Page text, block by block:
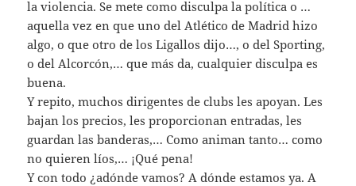
la violencia. Se mete como disculpa la política o …
aquella vez en que uno del Atlético de Madrid hizo
algo, o que otro de los Ligallos dijo…, o del Sporting,
o del Alcorcón,… que más da, cualquier disculpa es
buena.
Y repito, muchos dirigentes de clubs les apoyan. Les
bajan los precios, les proporcionan entradas, les
guardan las banderas,… Como animan tanto… como
no quieren líos,… ¡Qué pena!
Y con todo ¿adónde vamos? A dónde estamos ya. A